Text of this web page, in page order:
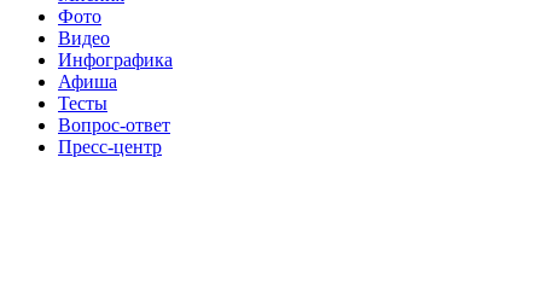
Фото
Видео
Инфографика
Афиша
Тесты
Вопрос-ответ
Пресс-центр